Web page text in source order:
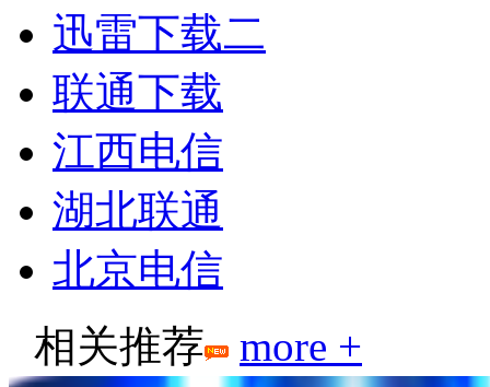
迅雷下载二
联通下载
江西电信
湖北联通
北京电信
相关推荐
more +